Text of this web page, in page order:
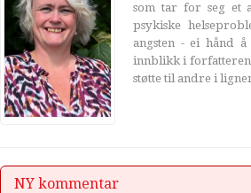
som tar for seg et
psykiske
angsten - ei hånd
innblikk i
støtte til andre i
NY kommentar